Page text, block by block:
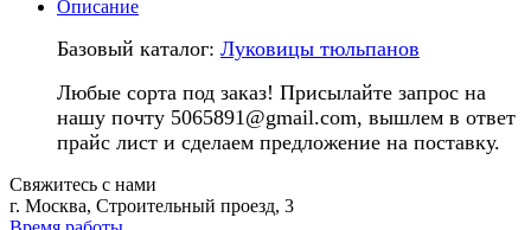
Описание
Базовый каталог: Луковицы тюльпанов
Любые сорта под заказ! Присылайте запрос на
нашу почту 5065891@gmail.com, вышлем в ответ
прайс лист и сделаем предложение на поставку.
Свяжитесь с нами
г. Москва, Строительный проезд, 3